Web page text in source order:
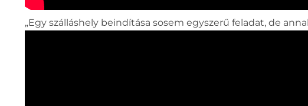
„Egy szálláshely beindítása sosem egyszerű feladat, de